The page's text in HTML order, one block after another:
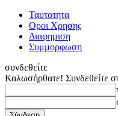
Ταυτοτητα
Οροι Χρησης
Διαφημιση
Συμμορφωση
συνδεθείτε
Καλωσήρθατε! Συνδεθείτε